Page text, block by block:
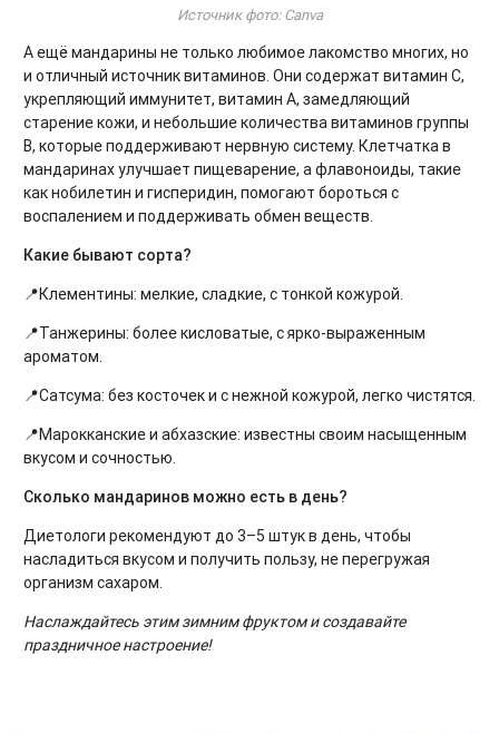
Источник фото: Canva
А ещё мандарины не только любимое лакомство многих, но
и отличный источник витаминов. Они содержат витамин С,
укрепляющий иммунитет, витамин А, замедляющий
старение кожи, и небольшие количества витаминов группы
В, которые поддерживают нервную систему. Клетчатка в
мандаринах улучшает пищеварение, а флавоноиды, такие
как нобилетин и гисперидин, помогают бороться с
воспалением и поддерживать обмен веществ.
Какие бывают сорта?
📍Клементины: мелкие, сладкие, с тонкой кожурой.
📍Танжерины: более кисловатые, с ярко-выраженным
ароматом.
📍Сатсума: без косточек и с нежной кожурой, легко чистятся.
📍Марокканские и абхазские: известны своим насыщенным
вкусом и сочностью.
Сколько мандаринов можно есть в день?
Диетологи рекомендуют до 3–5 штук в день, чтобы
насладиться вкусом и получить пользу, не перегружая
организм сахаром.
Наслаждайтесь этим зимним фруктом и создавайте
праздничное настроение!